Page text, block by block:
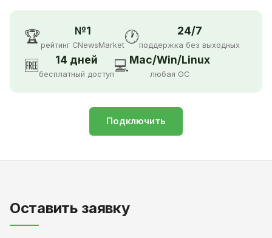
🏆 №1
рейтинг CNewsMarket🕐 24/7
поддержка без выходных
🆓 14 дней
бесплатный доступ💻Mac/Win/Linux
любая ОС
Подключить
Оставить заявку